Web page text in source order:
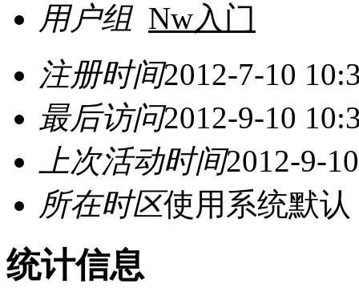
用户组 Nw入门
注册时间2012-7-10
最后访问2012-9-10
上次活动时间2012-9-
所在时区使用系统默认
统计信息